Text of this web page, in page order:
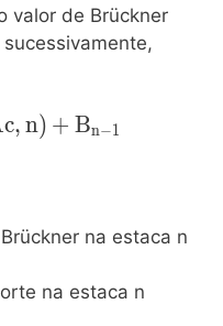
valor de Brückner
c, n) + Bn−1
na estaca n
na estaca n